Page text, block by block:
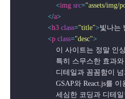
<img src="assets/img/
</a>
<h3 class="title">빛나는
<p class="desc">
이 사이트는 정말
특히 스무스한
디테일과 꼼꼼
GSAP와
세심한 코딩과